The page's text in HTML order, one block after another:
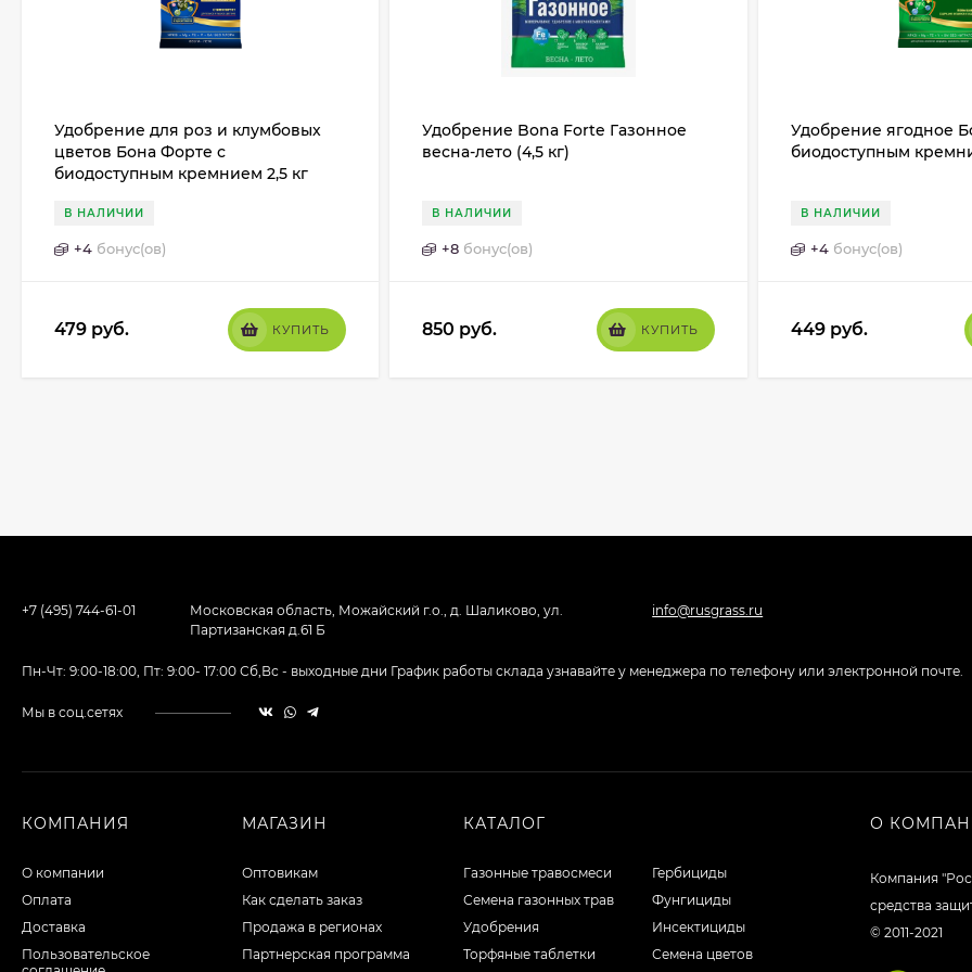
Удобрение для роз и клумбовых
цветов Бона Форте с
биодоступным кремнием 2,5 кг
В НАЛИЧИИ
+4 бонус(ов)
479 руб. КУПИТЬ
Удобрение Bona Forte Газонное
весна-лето (4,5 кг)
В НАЛИЧИИ
+8 бонус(ов)
850 руб. КУПИТЬ
Удобрение ягодное
биодоступным
В НАЛИЧИИ
+4 бонус(ов)
449 руб.
+7 (495) 744-61-01
Московская область, Можайский г.о., д. Шаликово, ул.
Партизанская д.61 Б
info@rusgrass.ru
Пн-Чт: 9:00-18:00, Пт: 9:00- 17:00 Сб,Вс - выходные дни График работы склада узнавайте у менеджера по телефону или электронной почте.
Мы в соц.сетях
КОМПАНИЯ
О компании
Оплата
Доставка
Пользовательское
МАГАЗИН
Оптовикам
Как сделать заказ
Продажа в регионах
Партнерская программа
КАТАЛОГ
Газонные травосмеси
Семена газонных трав
Удобрения
Торфяные таблетки
Гербициды
Фунгициды
Инсектициды
Семена цветов
О
Компания
средства
© 2011-2021